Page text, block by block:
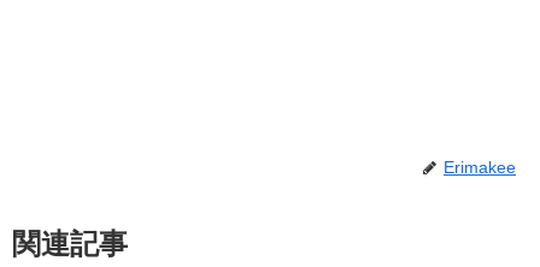
Erimakee
関連記事